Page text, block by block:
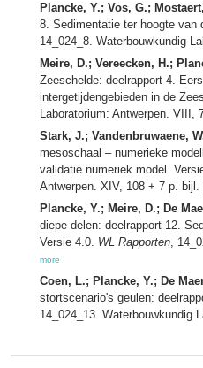
Plancke, Y.; Vos, G.;
8. Sedimentatie ter hoogte
14_024_8. Waterbouwkundig
Meire, D.; Vereecken, H.;
Zeeschelde: deelrapport 4.
intergetijdengebieden in de
Laboratorium: Antwerpen. VIII,
Stark, J.; Vandenbruwaene,
mesoschaal – numerieke
validatie numeriek model.
Antwerpen. XIV, 108 + 7 p. bijl.
Plancke, Y.; Meire, D.; De
diepe delen: deelrapport 12.
Versie 4.0. WL Rapporten,
more
Coen, L.; Plancke, Y.; De
stortscenario's geulen:
14_024_13. Waterbouwkundig